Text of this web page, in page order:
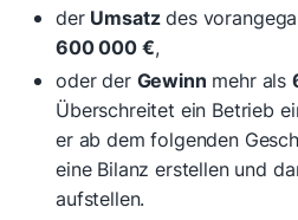
der Umsatzdes
600 000 €,
oder der Gewinn mehr als
Überschreitet ein Betrieb
er ab dem folgenden
eine Bilanz erstellen und
aufstellen.